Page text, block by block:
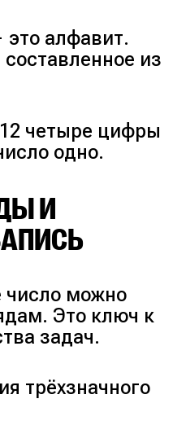
алфавит.
из
четыре цифры
одно.
И
число можно
Это ключ к
задач.
трёхзначного